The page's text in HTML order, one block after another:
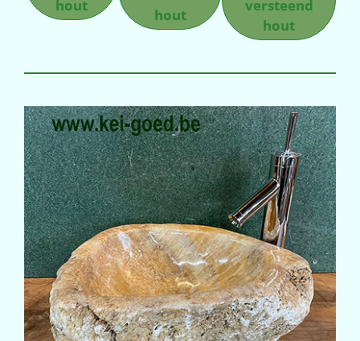
hout
hout
versteend
hout